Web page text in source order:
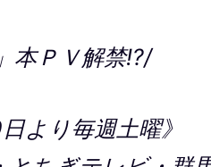
本ＰＶ解禁!?/
より毎週土曜》